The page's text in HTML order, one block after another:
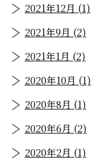
2021年12月 (1)
2021年9月 (2)
2021年1月 (2)
2020年10月 (1)
2020年8月 (1)
2020年6月 (2)
2020年2月 (1)